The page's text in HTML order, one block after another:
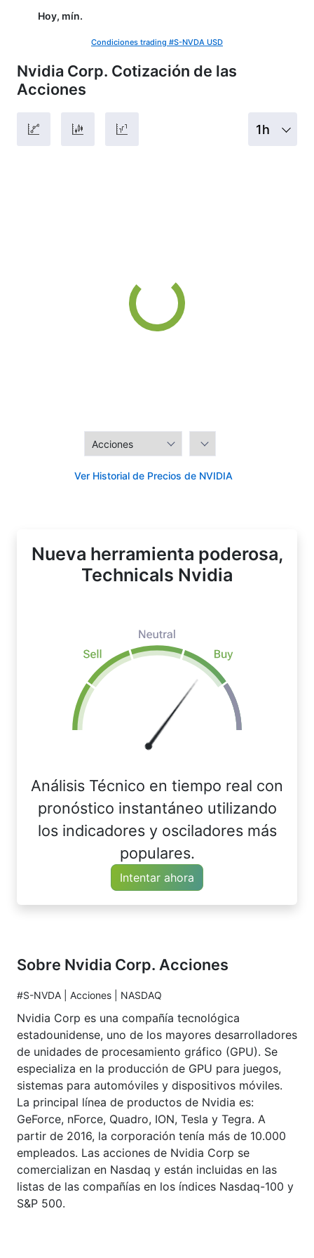
Nvidia Corp. Cotización de las
Acciones
1h
Ver Historial de Precios de NVIDIA
Hoy, mín.
Condiciones trading #S-NVDA USD
Nueva herramienta poderosa,
Technicals Nvidia
Análisis Técnico en tiempo real con
pronóstico instantáneo utilizando
los indicadores y osciladores más
populares.
Intentar ahora
Sobre Nvidia Corp. Acciones
#S-NVDA | Acciones | NASDAQ
Nvidia Corp es una compañía tecnológica
estadounidense, uno de los mayores desarrolladores
de unidades de procesamiento gráfico (GPU). Se
especializa en la producción de GPU para juegos,
sistemas para automóviles y dispositivos móviles.
La principal línea de productos de Nvidia es:
GeForce, nForce, Quadro, ION, Tesla y Tegra. A
partir de 2016, la corporación tenía más de 10.000
empleados. Las acciones de Nvidia Corp se
comercializan en Nasdaq y están incluidas en las
listas de las compañías en los índices Nasdaq-100 y
S&P 500.